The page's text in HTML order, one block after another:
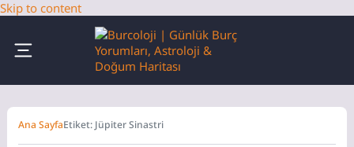
Skip to content
Ana SayfaEtiket: Jüpiter Sinastri